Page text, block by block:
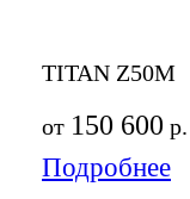
TITAN Z50M
от 150 600 р.
Подробнее